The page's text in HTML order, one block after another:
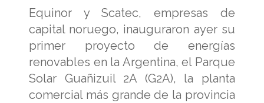
Equinor y Scatec, empresas de
capital noruego, inauguraron ayer su
primer proyecto de energías
renovables en la Argentina, el Parque
Solar Guañizuil 2A (G2A), la planta
comercial más grande de la provincia